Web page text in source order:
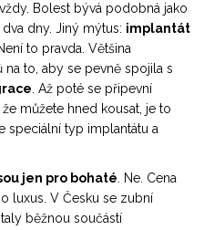
Bolest bývá podobná jako
dny. Jiný mýtus: implantát
to pravda. Většina
to, aby se pevně spojila s
. Až poté se připevní
můžete hned kousat, je to
speciální typ implantátu a
jen pro bohaté. Ne. Cena
luxus. V Česku se zubní
běžnou součástí